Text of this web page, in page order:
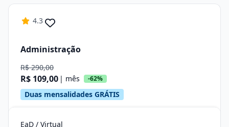
4.3
Administração
R$ 290,00
R$ 109,00 | mês -62%
Duas mensalidades GRÁTIS
EaD / Virtual